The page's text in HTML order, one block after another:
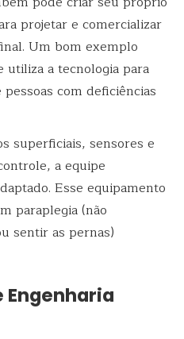
projetar e comercializar
Um bom exemplo
utiliza a tecnologia para
com deficiências
superficiais, sensores e
a equipe
Esse equipamento
paraplegia (não
sentir as pernas)
Engenharia